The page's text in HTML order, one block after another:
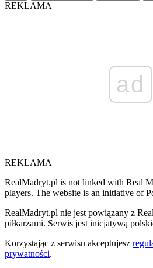
REKLAMA
ad
REKLAMA
RealMadryt.pl is not linked with Real
players. The website is an initiative of
RealMadryt.pl nie jest powiązany z
piłkarzami. Serwis jest inicjatywą
Korzystając z serwisu akceptujesz
prywatności.